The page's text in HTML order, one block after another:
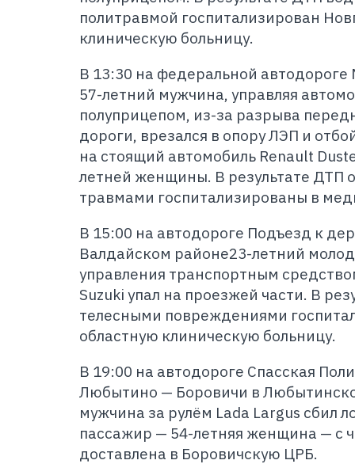
политравмой госпитализирован
клиническую больницу.
В 13:30 на федеральной
57-летний мужчина, управляя
полуприцепом, из-за разрыва
дороги, врезался в опору ЛЭП и
на стоящий автомобиль Renault
летней женщины. В результате ДТП
травмами госпитализированы в
В 15:00 на автодороге Подъезд к
Валдайском районе23-летний
управления транспортным
Suzuki упал на проезжей части. В
телесными повреждениями
областную клиническую больницу.
В 19:00 на автодороге Спасская
Любытино — Боровичи в
мужчина за рулём Lada Largus сбил
пассажир — 54-летняя женщина — с
доставлена в Боровичскую ЦРБ.